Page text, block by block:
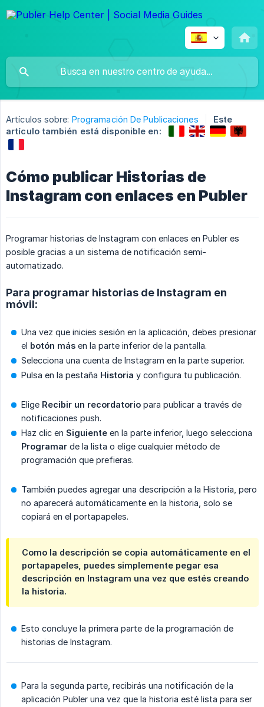
Artículos sobre: Programación De Publicaciones
Este
artículo también está disponible en:
Cómo publicar Historias de
Instagram con enlaces en Publer
Programar historias de Instagram con enlaces en Publer es
posible gracias a un sistema de notificación semi-
automatizado.
Para programar historias de Instagram en
móvil:
Una vez que inicies sesión en la aplicación, debes presionar
el botón más en la parte inferior de la pantalla.
Selecciona una cuenta de Instagram en la parte superior.
Pulsa en la pestaña Historia y configura tu publicación.
Elige Recibir un recordatorio para publicar a través de
notificaciones push.
Haz clic en Siguiente en la parte inferior, luego selecciona
Programar de la lista o elige cualquier método de
programación que prefieras.
También puedes agregar una descripción a la Historia, pero
no aparecerá automáticamente en la historia, solo se
copiará en el portapapeles.
Como la descripción se copia automáticamente en el
portapapeles, puedes simplemente pegar esa
descripción en Instagram una vez que estés creando
la historia.
Esto concluye la primera parte de la programación de
historias de Instagram.
Para la segunda parte, recibirás una notificación de la
aplicación Publer una vez que la historia esté lista para ser